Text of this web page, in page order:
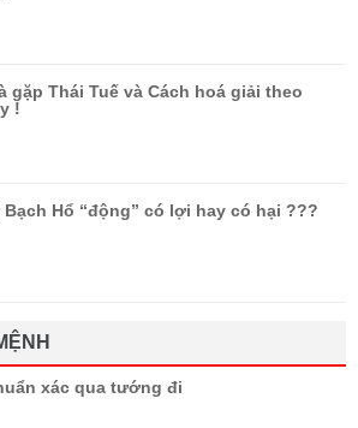
gặp Thái Tuế và Cách hoá giải theo
!
Hổ “động” có lợi hay có hại ???
xác qua tướng đi